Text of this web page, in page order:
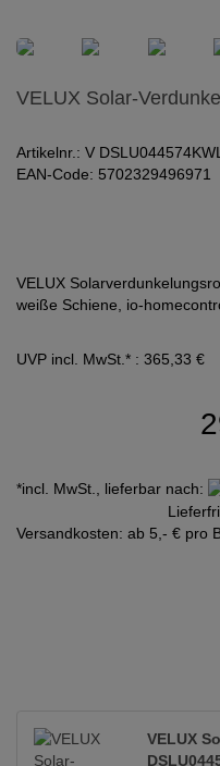
VELUX Solar-
Artikelnr.: V DSLU044574KWL
EAN-Code: 5702329496971
VELUX
weiße Schiene, io-
UVP incl. MwSt.* : 365,33 €
*incl. MwSt., lieferbar nach:
Versandkosten: ab 5,- € pro
VELUX